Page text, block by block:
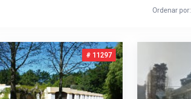
Ordenar por:
# 11297